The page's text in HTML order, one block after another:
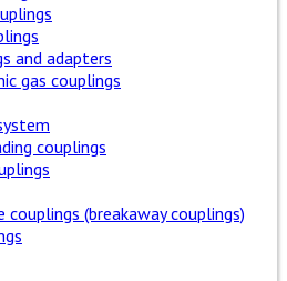
and adapters
gas couplings
couplings
couplings (breakaway couplings)